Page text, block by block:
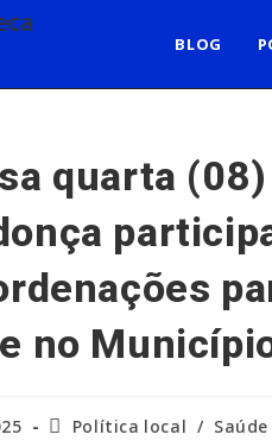
BLOG
quarta
no
Categoria
Política local /